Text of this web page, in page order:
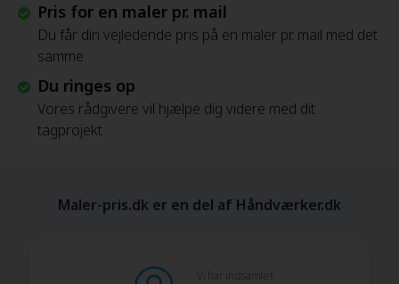
Pris for en maler pr. mail
Du får din vejledende pris på en maler pr. mail med det
samme
Du ringes op
Vores rådgivere vil hjælpe dig videre med dit
tagprojekt
Maler-pris.dk er en del af Håndværker.dk
Vi har indsamlet